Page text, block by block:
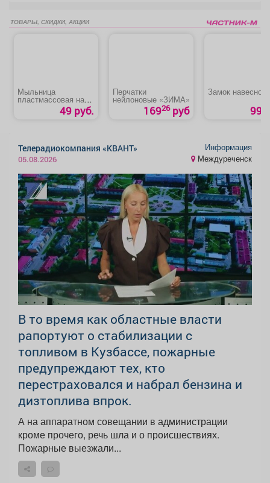
ТОВАРЫ, СКИДКИ, АКЦИИ
Мыльница
пластмассовая на
49 руб.
Перчатки
нейлоновые «ЗИМА»
16926руб
Замок навесной
99
Телерадиокомпания «КВАНТ»
05.08.2026
Информация
Междуреченск
В то время как областные власти
рапортуют о стабилизации с
топливом в Кузбассе, пожарные
предупреждают тех, кто
перестраховался и набрал бензина и
дизтоплива впрок.
А на аппаратном совещании в администрации
кроме прочего, речь шла и о происшествиях.
Пожарные выезжали...